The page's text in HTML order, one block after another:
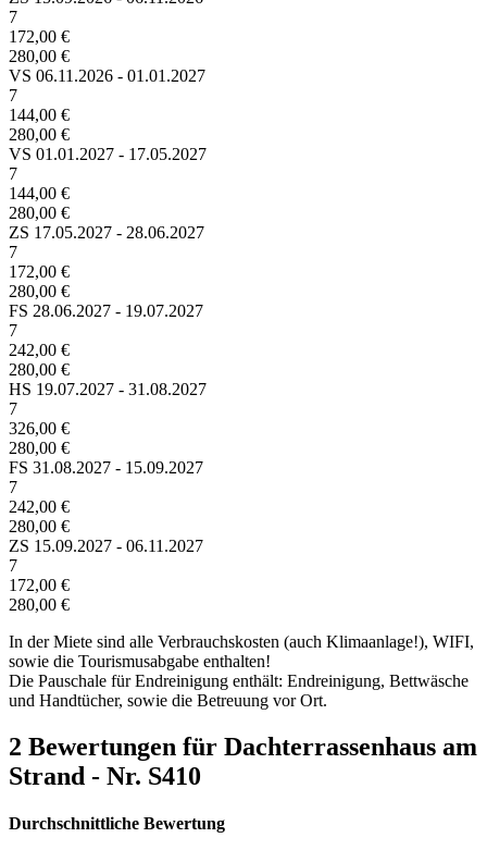
7
172,00 €
280,00 €
VS 06.11.2026 - 01.01.2027
7
144,00 €
280,00 €
VS 01.01.2027 - 17.05.2027
7
144,00 €
280,00 €
ZS 17.05.2027 - 28.06.2027
7
172,00 €
280,00 €
FS 28.06.2027 - 19.07.2027
7
242,00 €
280,00 €
HS 19.07.2027 - 31.08.2027
7
326,00 €
280,00 €
FS 31.08.2027 - 15.09.2027
7
242,00 €
280,00 €
ZS 15.09.2027 - 06.11.2027
7
172,00 €
280,00 €
In der Miete sind alle Verbrauchskosten (auch Klimaanlage!), WIFI,
sowie die Tourismusabgabe enthalten!
Die Pauschale für Endreinigung enthält: Endreinigung, Bettwäsche
und Handtücher, sowie die Betreuung vor Ort.
2 Bewertungen für Dachterrassenhaus am
Strand - Nr. S410
Durchschnittliche Bewertung